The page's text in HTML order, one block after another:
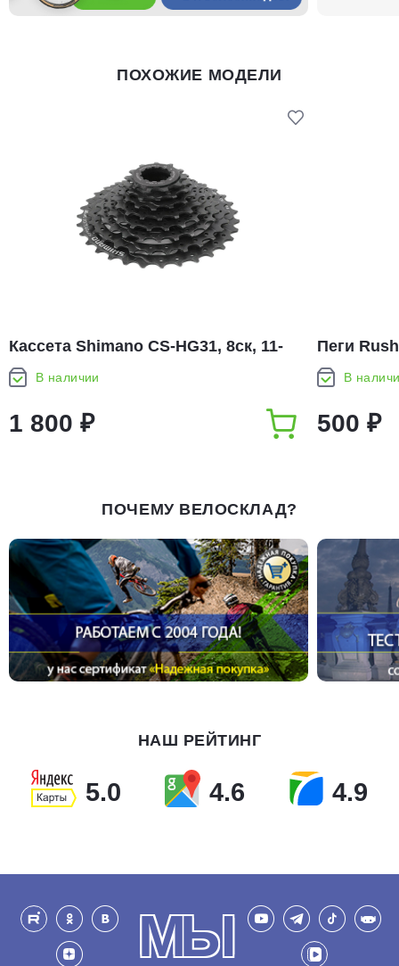
ПОХОЖИЕ МОДЕЛИ
Кассета Shimano CS-HG31, 8ск, 11-
30T
В наличии
1 800 ₽
Пеги
В
500 ₽
ПОЧЕМУ ВЕЛОСКЛАД?
НАШ РЕЙТИНГ
5.0 4.6 4.9
МЫ